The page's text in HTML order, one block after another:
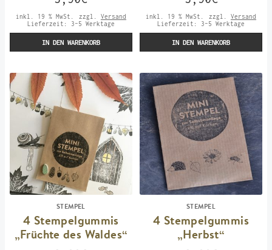
inkl. 19 % MwSt. zzgl. Versand
Lieferzeit: 3-5 Werktage
IN DEN WARENKORB
inkl. 19 % MwSt. zzgl.Versand
Lieferzeit: 3-5 Werktage
IN DEN WARENKORB
STEMPEL
4 Stempelgummis
„Früchte des Waldes“
STEMPEL
4 Stempelgummis
„Herbst“